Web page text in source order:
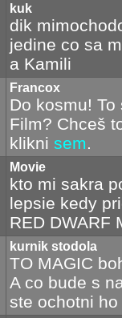
kuk
dik
jedine co sa
a Kamili
Francox
Do kosmu!
Film? Chceš
klikni sem.
Movie
kto mi sakra
lepsie kedy
RED DWARF
kurnik stodola
TO MAGIC
A co bude s
ste ochotni